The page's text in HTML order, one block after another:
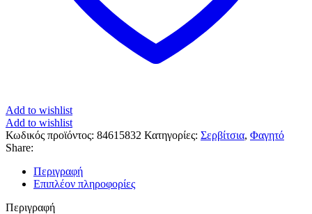
Add to wishlist
Add to wishlist
Κωδικός προϊόντος: 84615832 Κατηγορίες: Σερβίτσια, Φαγητό
Share:
Περιγραφή
Επιπλέον πληροφορίες
Περιγραφή